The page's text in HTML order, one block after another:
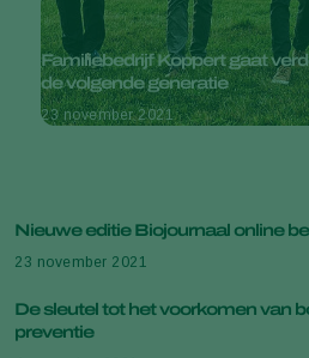
Familiebedrijf Koppert gaat
de volgende generatie
23 november 2021
Nieuwe editie Biojournaal online
23 november 2021
De sleutel tot het voorkomen van
preventie